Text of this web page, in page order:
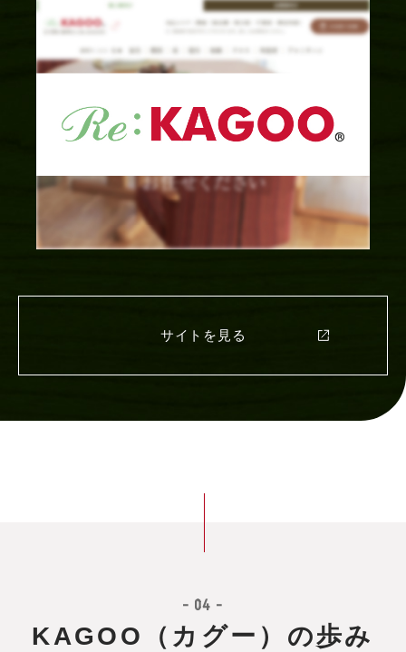
サイトを見る
- 04 -
KAGOO（カグー）の歩み